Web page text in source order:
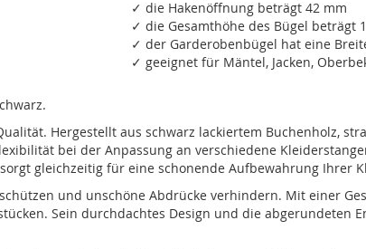
✓ die Hakenöffnung beträgt 42 mm
✓ die Gesamthöhe des Bügel beträgt
✓ der Garderobenbügel hat eine
✓ geeignet für Mäntel, Jacken,
Hergestellt aus schwarz lackiertem Buchenholz,
bei der Anpassung an verschiedene
gleichzeitig für eine schonende Aufbewahrung Ihrer
und unschöne Abdrücke verhindern. Mit einer
Sein durchdachtes Design und die abgerundeten